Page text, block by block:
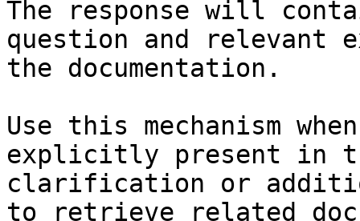
The response will
question and relevant
the documentation.
Use this mechanism
explicitly present in
clarification or